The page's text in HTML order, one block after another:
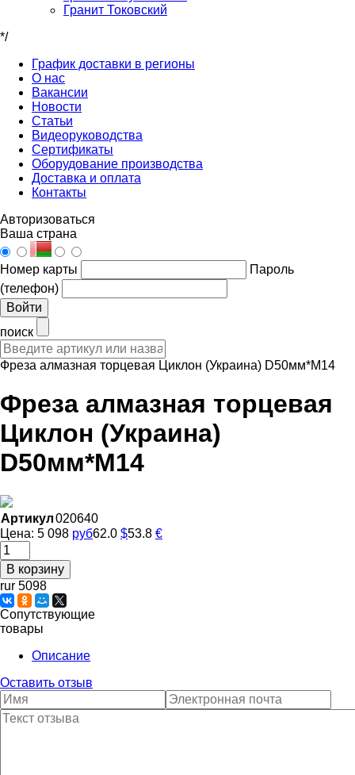
Гранит Токовский
*/
График доставки в регионы
О нас
Вакансии
Новости
Статьи
Видеоруководства
Сертификаты
Оборудование производства
Доставка и оплата
Контакты
Авторизоваться
Ваша страна
Номер карты
Пароль
(телефон)
Войти
поиск
Фреза алмазная торцевая Циклон (Украина) D50мм*М14
Фреза алмазная торцевая
Циклон (Украина)
D50мм*М14
Артикул020640
Цена: 5 098 руб62.0 $53.8 €
rur 5098
Сопутствующие
товары
Описание
Оставить отзыв